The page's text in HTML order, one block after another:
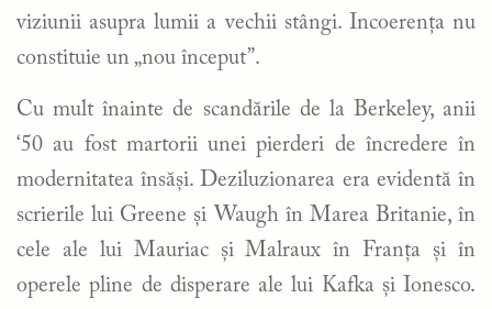
viziunii asupra lumii a vechii stângi. Incoerența nu
constituie un „nou început”.
Cu mult înainte de scandările de la Berkeley, anii
‘50 au fost martorii unei pierderi de încredere în
modernitatea însăși. Deziluzionarea era evidentă în
scrierile lui Greene și Waugh în Marea Britanie, în
cele ale lui Mauriac și Malraux în Franța și în
operele pline de disperare ale lui Kafka și Ionesco.